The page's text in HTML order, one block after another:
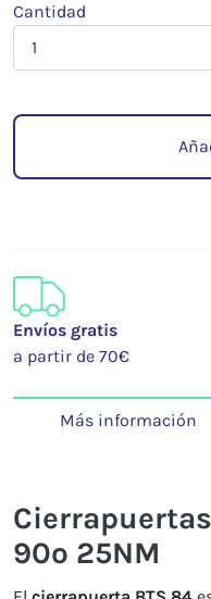
Cantidad
Envíos gratis
a partir de 70€
Más información
90º 25NM